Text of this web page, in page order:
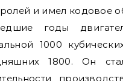
и имел кодовое
годы
1000
1800. Он